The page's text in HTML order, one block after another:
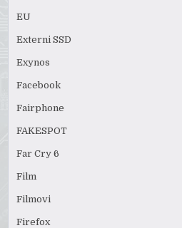
EU
Externi SSD
Exynos
Facebook
Fairphone
FAKESPOT
Far Cry 6
Film
Filmovi
Firefox